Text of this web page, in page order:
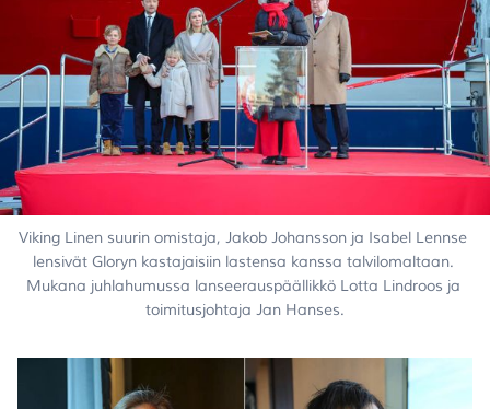
Viking Linen suurin omistaja, Jakob Johansson ja Isabel Lennse
lensivät Gloryn kastajaisiin lastensa kanssa talvilomaltaan.
Mukana juhlahumussa lanseerauspäällikkö Lotta Lindroos ja
toimitusjohtaja Jan Hanses.